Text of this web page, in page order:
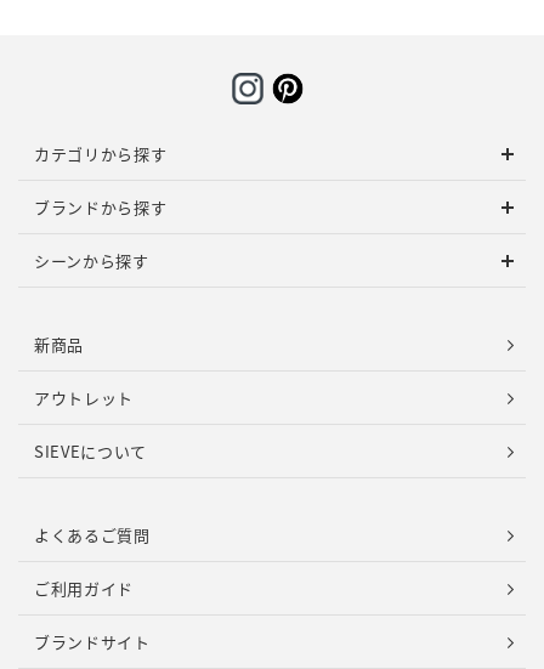
カテゴリから探す
ブランドから探す
シーンから探す
新商品
アウトレット
SIEVEについて
よくあるご質問
ご利用ガイド
ブランドサイト